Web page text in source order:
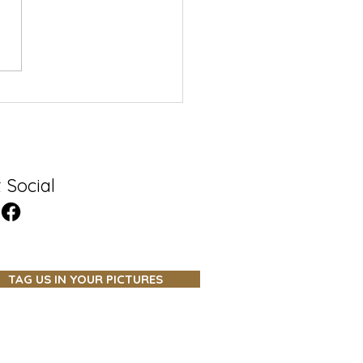
Social
TAG US IN YOUR PICTURES